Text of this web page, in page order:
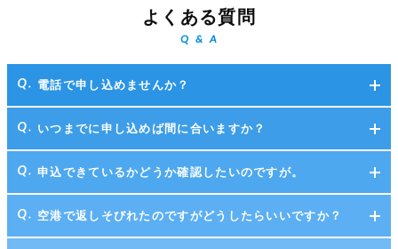
よくある質問
Q & A
電話で申し込めませんか？
いつまでに申し込めば間に合いますか？
申込できているかどうか確認したいのですが。
空港で返しそびれたのですがどうしたらいいですか？